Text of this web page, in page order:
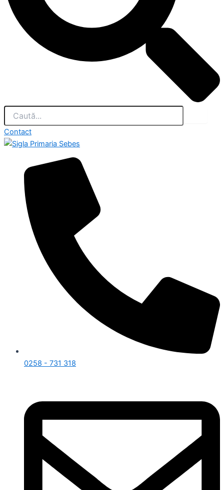
Contact
0258 - 731 318